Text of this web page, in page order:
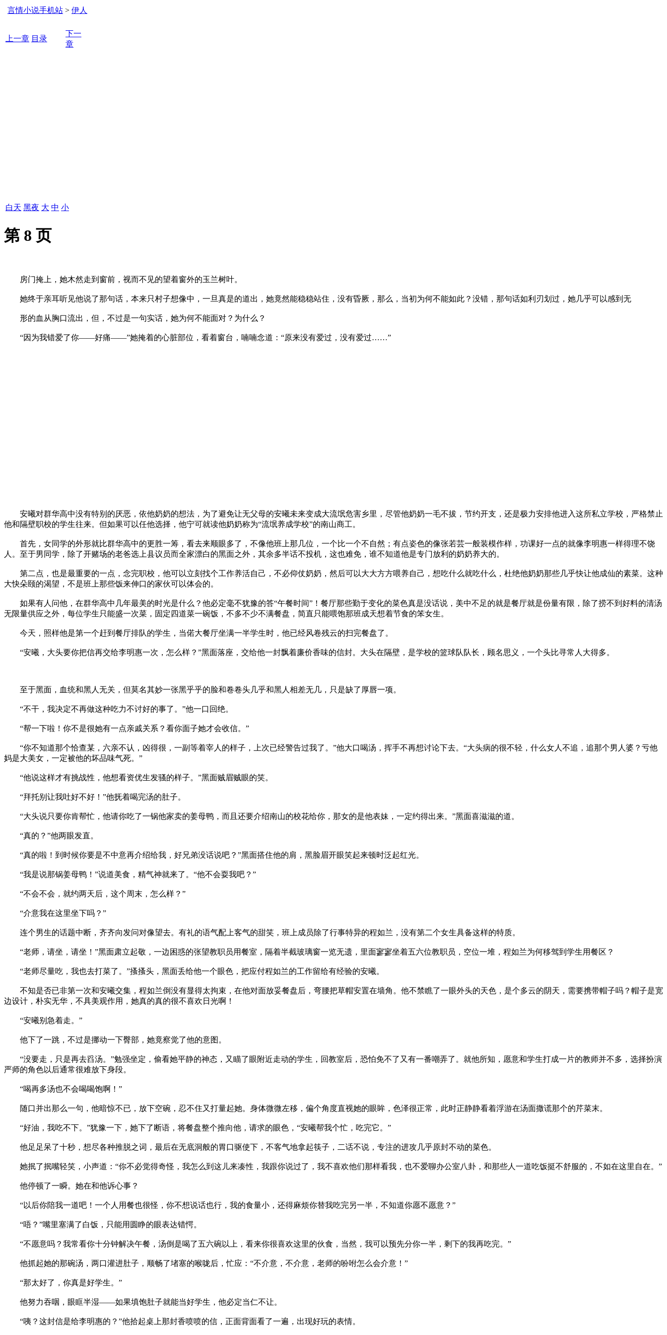
言情小说手机站 > 伊人
上一章 目录
下一
章
白天 黑夜 大 中 小
第 8 页
房门掩上，她木然走到窗前，视而不见的望着窗外的玉兰树叶。
她终于亲耳听见他说了那句话，本来只村子想像中，一旦真是的道出，她竟然能稳稳站住，没有昏厥，那么，当初为何不能如此？没错，那句话如利刃划过，她几乎可以感到无
形的血从胸口流出，但，不过是一句实话，她为何不能面对？为什么？
“因为我错爱了你——好痛——”她掩着的心脏部位，看着窗台，喃喃念道：“原来没有爱过，没有爱过……”
安曦对群华高中没有特别的厌恶，依他奶奶的想法，为了避免让无父母的安曦未来变成大流氓危害乡里，尽管他奶奶一毛不拔，节约开支，还是极力安排他进入这所私立学校，严格禁止
他和隔壁职校的学生往来。但如果可以任他选择，他宁可就读他奶奶称为“流氓养成学校”的南山商工。
首先，女同学的外形就比群华高中的更胜一筹，看去来顺眼多了，不像他班上那几位，一个比一个不自然；有点姿色的像张若芸一般装模作样，功课好一点的就像李明惠一样得理不饶
人。至于男同学，除了开赌场的老爸选上县议员而全家漂白的黑面之外，其余多半话不投机，这也难免，谁不知道他是专门放利的奶奶养大的。
第二点，也是最重要的一点，念完职校，他可以立刻找个工作养活自己，不必仰仗奶奶，然后可以大大方方喂养自己，想吃什么就吃什么，杜绝他奶奶那些几乎快让他成仙的素菜。这种
大快朵颐的渴望，不是班上那些饭来伸口的家伙可以体会的。
如果有人问他，在群华高中几年最美的时光是什么？他必定毫不犹豫的答“午餐时间”！餐厅那些勤于变化的菜色真是没话说，美中不足的就是餐厅就是份量有限，除了捞不到好料的清汤
无限量供应之外，每位学生只能盛一次菜，固定四道菜一碗饭，不多不少不满餐盘，简直只能喂饱那班成天想着节食的笨女生。
今天，照样他是第一个赶到餐厅排队的学生，当偌大餐厅坐满一半学生时，他已经风卷残云的扫完餐盘了。
“安曦，大头要你把信再交给李明惠一次，怎么样？”黑面落座，交给他一封飘着廉价香味的信封。大头在隔壁，是学校的篮球队队长，顾名思义，一个头比寻常人大得多。
至于黑面，血统和黑人无关，但莫名其妙一张黑乎乎的脸和卷卷头几乎和黑人相差无几，只是缺了厚唇一项。
“不干，我决定不再做这种吃力不讨好的事了。”他一口回绝。
“帮一下啦！你不是很她有一点亲戚关系？看你面子她才会收信。”
“你不知道那个恰查某，六亲不认，凶得很，一副等着宰人的样子，上次已经警告过我了。”他大口喝汤，挥手不再想讨论下去。“大头病的很不轻，什么女人不追，追那个男人婆？亏他
妈是大美女，一定被他的坏品味气死。”
“他说这样才有挑战性，他想看资优生发骚的样子。”黑面贼眉贼眼的笑。
“拜托别让我吐好不好！”他抚着喝完汤的肚子。
“大头说只要你肯帮忙，他请你吃了一锅他家卖的姜母鸭，而且还要介绍南山的校花给你，那女的是他表妹，一定约得出来。”黑面喜滋滋的道。
“真的？”他两眼发直。
“真的啦！到时候你要是不中意再介绍给我，好兄弟没话说吧？”黑面搭住他的肩，黑脸眉开眼笑起来顿时泛起红光。
“我是说那锅姜母鸭！”说道美食，精气神就来了。“他不会耍我吧？”
“不会不会，就约两天后，这个周末，怎么样？”
“介意我在这里坐下吗？”
连个男生的话题中断，齐齐向发问对像望去。有礼的语气配上客气的甜笑，班上成员除了行事特异的程如兰，没有第二个女生具备这样的特质。
“老师，请坐，请坐！”黑面肃立起敬，一边困惑的张望教职员用餐室，隔着半截玻璃窗一览无遗，里面寥寥坐着五六位教职员，空位一堆，程如兰为何移驾到学生用餐区？
“老师尽量吃，我也去打菜了。”搔搔头，黑面丢给他一个眼色，把应付程如兰的工作留给有经验的安曦。
不知是否已非第一次和安曦交集，程如兰倒没有显得太拘束，在他对面放妥餐盘后，弯腰把草帽安置在墙角。他不禁瞧了一眼外头的天色，是个多云的阴天，需要携带帽子吗？帽子是宽
边设计，朴实无华，不具美观作用，她真的真的很不喜欢日光啊！
“安曦别急着走。”
他下了一跳，不过是挪动一下臀部，她竟察觉了他的意图。
“没要走，只是再去舀汤。”勉强坐定，偷看她平静的神态，又瞄了眼附近走动的学生，回教室后，恐怕免不了又有一番嘲弄了。就他所知，愿意和学生打成一片的教师并不多，选择扮演
严师的角色以后通常很难放下身段。
“喝再多汤也不会喝喝饱啊！”
随口并出那么一句，他暗惊不已，放下空碗，忍不住又打量起她。身体微微左移，偏个角度直视她的眼眸，色泽很正常，此时正静静看着浮游在汤面撒谎那个的芹菜末。
“好油，我吃不下。”犹豫一下，她下了断语，将餐盘整个推向他，请求的眼色，“安曦帮我个忙，吃完它。”
他足足呆了十秒，想尽各种推脱之词，最后在无底洞般的胃口驱使下，不客气地拿起筷子，二话不说，专注的进攻几乎原封不动的菜色。
她抿了抿嘴轻笑，小声道：“你不必觉得奇怪，我怎么到这儿来凑性，我跟你说过了，我不喜欢他们那样看我，也不爱聊办公室八卦，和那些人一道吃饭挺不舒服的，不如在这里自在。”
他停顿了一瞬。她在和他诉心事？
“以后你陪我一道吧！一个人用餐也很怪，你不想说话也行，我的食量小，还得麻烦你替我吃完另一半，不知道你愿不愿意？”
“唔？”嘴里塞满了白饭，只能用圆睁的眼表达错愕。
“不愿意吗？我常看你十分钟解决午餐，汤倒是喝了五六碗以上，看来你很喜欢这里的伙食，当然，我可以预先分你一半，剩下的我再吃完。”
他抓起她的那碗汤，两口灌进肚子，顺畅了堵塞的喉咙后，忙应：“不介意，不介意，老师的吩咐怎么会介意！”
“那太好了，你真是好学生。”
他努力吞咽，眼眶半湿——如果填饱肚子就能当好学生，他必定当仁不让。
“咦？这封信是给李明惠的？”他拾起桌上那封香喷喷的信，正面背面看了一遍，出现好玩的表情。